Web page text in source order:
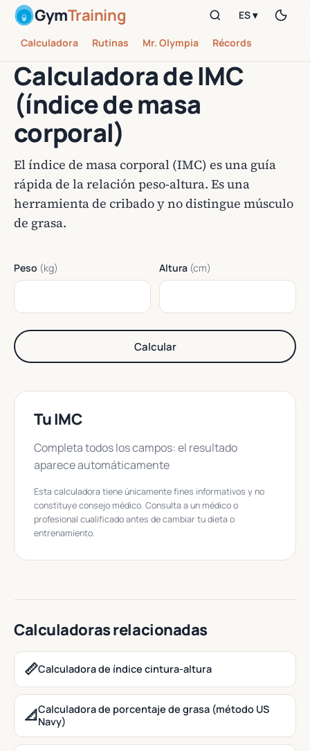
GymTraining
Calculadora Rutinas Mr. Olympia Récords
ES ▾
Calculadora de IMC
(índice de masa
corporal)
El índice de masa corporal (IMC) es una guía
rápida de la relación peso-altura. Es una
herramienta de cribado y no distingue músculo
de grasa.
Peso (kg) Altura (cm)
Calcular
Tu IMC
Completa todos los campos: el resultado
aparece automáticamente
Esta calculadora tiene únicamente fines informativos y no
constituye consejo médico. Consulta a un médico o
profesional cualificado antes de cambiar tu dieta o
entrenamiento.
Calculadoras relacionadas
📏Calculadora de índice cintura-altura
📐Calculadora de porcentaje de grasa (método US
Navy)